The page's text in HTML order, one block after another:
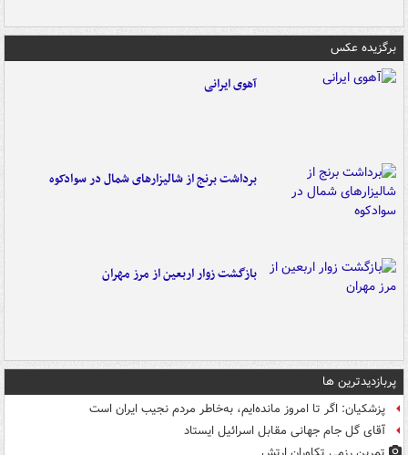
برگزیده عکس
آهوی ایرانی
برداشت برنج از شالیزارهای شمال در سوادکوه
بازگشت زوار اربعین از مرز مهران
پربازدیدترین ها
پزشکیان: اگر تا امروز مانده‌ایم، به‌خاطر مردم نجیب ایران است
آقای گل جام جهانی مقابل اسرائیل ایستاد